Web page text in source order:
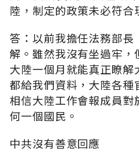
陸，制定的政策未必符合
答：以前我擔任法務部
解。雖然我沒有坐過牢
大陸一個月就能真正瞭
都給我們資料，大陸各
相信大陸工作會報成員
何一個國民。
中共沒有善意回應